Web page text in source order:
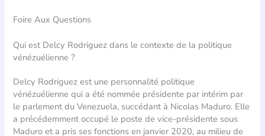
Foire Aux Questions
Qui est Delcy Rodriguez dans le contexte de la politique
vénézuélienne ?
Delcy Rodriguez est une personnalité politique
vénézuélienne qui a été nommée présidente par intérim par
le parlement du Venezuela, succédant à Nicolas Maduro. Elle
a précédemment occupé le poste de vice-présidente sous
Maduro et a pris ses fonctions en janvier 2020, au milieu de